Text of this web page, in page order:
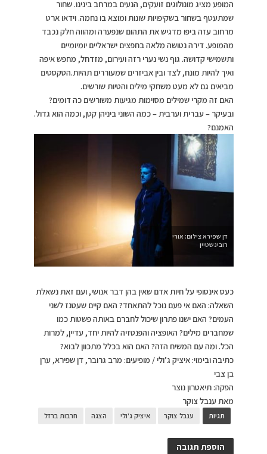
המופע מציג מונולוגים זועקים, הנעים במרחב בינינו. שחור
שמתעטף בשחור בשקיפויות שונות ומוצא בו נחמה. וידאו ארט
מרחוב עזה ביפו מדגיש את התהום שנפערה ומהווה חלק נכבד
מהמופע. דירה נטושה מלאה בחפצים ישראליים יומיומיים
ותשמישי קדושה. גוף נשי נערי רזה ועירום, מזדחל, מחפש איפה
ואיך להיות מונח, לצד ובין אביזרים שמעוררים תהיות.הטקסטים
מביאים גם לא מעט משחקי מילים והטיות שורשים.
האם זה מקרי שמילים מסוימות מגיעות משורשים כה דומים?
ובעיקר – עברית וערבית – כמה השוני ביניהן קטן, וכמה הוא גדול.
האמנם?
דן שפירא צילום: אורי
רובינשטיין
כעס אינסופי על חיות אדם שאין בהן דבר אנושי, ועם זאת נשאלת
השאלה: האם אי פעם נוכל להתאחד? האם קיים שעטנז לשני
העמים? האם ישנו פתרון שיכול לחברם באותה פשטות כמו
שמחברים מילים? האופציה והפנטזיה להיות יחד, עדיין, למרות
הכל. ומה עם המשיח הזה? האם הוא בכלל מתכוון לבוא?
כתיבה ובימוי: איציק ג’ולי / מופיעים: מרב גרובר, דן שפירא, ערן
בן צבי
הפקה: תיאטרון נוצר
מאת ענבל צוקר
תגיות ענבל צוקר איציק ג'ולי הצגה חרבות ברזל
הוספת תגובה